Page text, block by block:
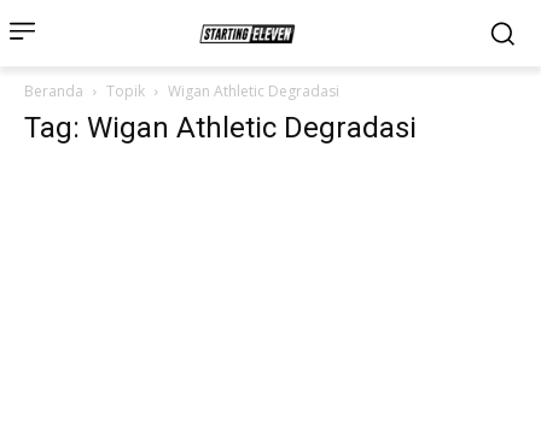
Beranda Topik Wigan Athletic Degradasi
Tag: Wigan Athletic Degradasi